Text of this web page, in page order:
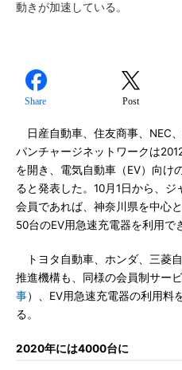
動きが加速している。
Share Post
日産自動車、住友商事、NEC
パンチャージネットワークは
を開き、電気自動車（EV）向け
ると発表した。10月1日から、
会員であれば、神奈川県を中心
50台のEV用急速充電器を利用で
トヨタ自動車、ホンダ、三菱
推進機構も、同様の会員制サー
事）、EV用急速充電器の利用料
る。
2020年には4000台に